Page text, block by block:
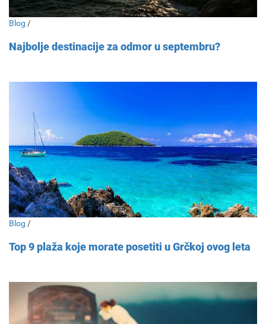
Blog /
Najbolje destinacije za odmor u septembru?
Blog /
Top 9 plaža koje morate posetiti u Grčkoj ovog leta